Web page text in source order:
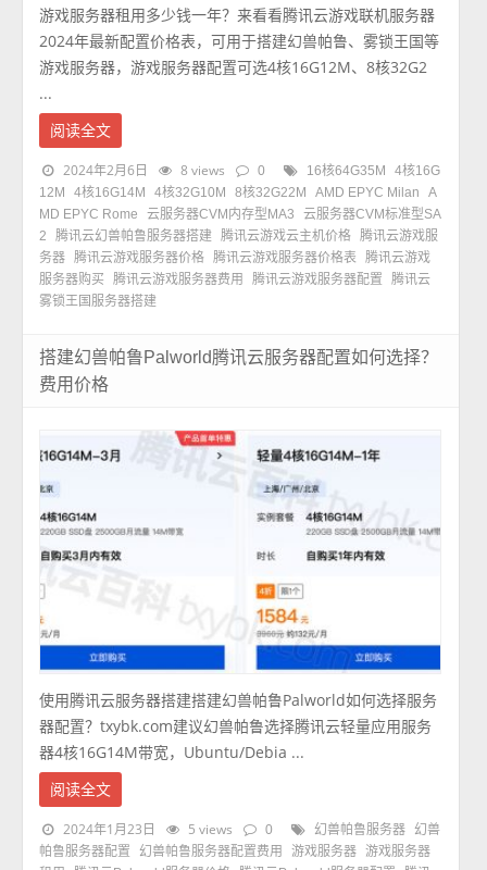
游戏服务器租用多少钱一年？来看看腾讯云游戏联机服务器
2024年最新配置价格表，可用于搭建幻兽帕鲁、雾锁王国等
游戏服务器，游戏服务器配置可选4核16G12M、8核32G2
...
阅读全文
2024年2月6日 8 views 0 16核64G35M
4核16G
12M
4核16G14M 4核32G10M 8核32G22M AMD EPYC Milan
A
MD EPYC Rome
云服务器CVM内存型MA3
云服务器CVM标准型SA
2
腾讯云幻兽帕鲁服务器搭建 腾讯云游戏云主机价格 腾讯云游戏服
务器 腾讯云游戏服务器价格 腾讯云游戏服务器价格表
腾讯云游戏
服务器购买
腾讯云游戏服务器费用 腾讯云游戏服务器配置
腾讯云
雾锁王国服务器搭建
搭建幻兽帕鲁Palworld腾讯云服务器配置如何选择？
费用价格
使用腾讯云服务器搭建搭建幻兽帕鲁Palworld如何选择服务
器配置？txybk.com建议幻兽帕鲁选择腾讯云轻量应用服务
器4核16G14M带宽，Ubuntu/Debia ...
阅读全文
2024年1月23日 5 views 0 幻兽帕鲁服务器
幻兽
帕鲁服务器配置
幻兽帕鲁服务器配置费用 游戏服务器 游戏服务器